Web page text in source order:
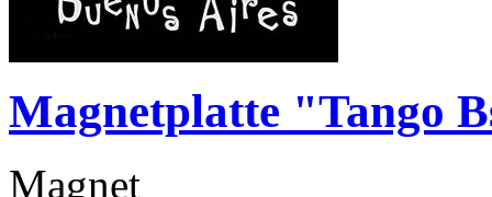
Magnetplatte "Tango
Magnet